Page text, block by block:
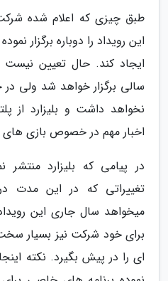
طبق چیزی که اعلام شده شرکت
این رویداد را دوباره برگزار
ایجاد کند. حال تعیین نیست
سالی برگزار خواهد شد ولی
نخواهد داشت و بلیزارد از
اخبار مهم در خصوص بازی های
در پیامی که بلیزارد منتشر
تغییراتی که در این مدت
میخواهد سال جاری این
برای خود شرکت نیز بسیار
ای را در پیش بگیرد. نکته